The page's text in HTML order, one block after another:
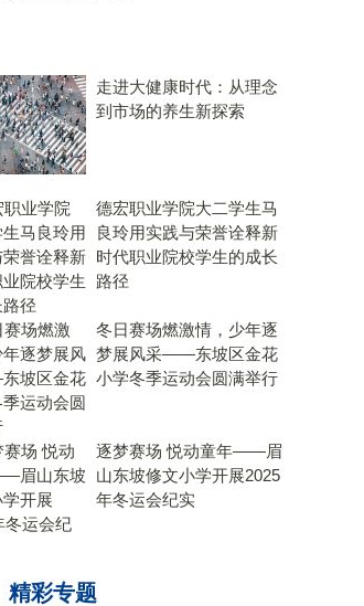
走进大健康时代：从理念
到市场的养生新探索
德宏职业学院大二学生马
良玲用实践与荣誉诠释新
时代职业院校学生的成长
路径
冬日赛场燃激情，少年逐
梦展风采——东坡区金花
小学冬季运动会圆满举行
逐梦赛场 悦动童年——眉
山东坡修文小学开展2025
年冬运会纪实
精彩专题